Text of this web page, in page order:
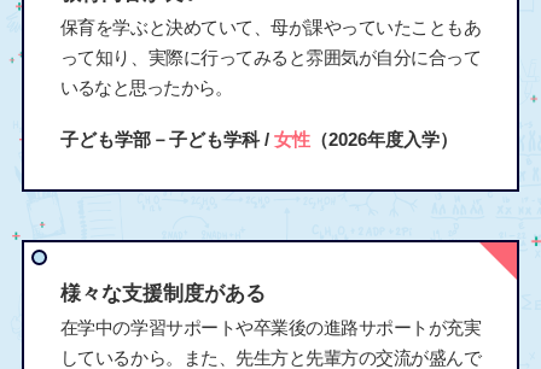
保育を学ぶと決めていて、母が課やっていたこともあ
って知り、実際に行ってみると雰囲気が自分に合って
いるなと思ったから。
子ども学部－子ども学科 / 女性（2026年度入学）
様々な支援制度がある
在学中の学習サポートや卒業後の進路サポートが充実
しているから。また、先生方と先輩方の交流が盛んで